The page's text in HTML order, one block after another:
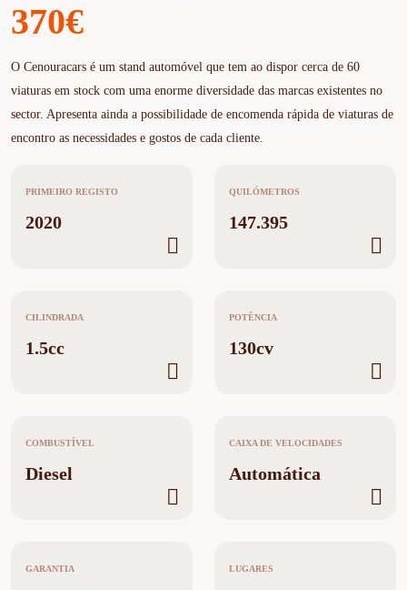
370€
O Cenouracars é um stand automóvel que tem ao dispor cerca de 60
viaturas em stock com uma enorme diversidade das marcas existentes no
sector. Apresenta ainda a possibilidade de encomenda rápida de viaturas de
encontro as necessidades e gostos de cada cliente.
PRIMEIRO REGISTO
2020
QUILÓMETROS
147.395
CILINDRADA
1.5cc
POTÊNCIA
130cv
COMBUSTÍVEL
Diesel
CAIXA DE VELOCIDADES
Automática
GARANTIA LUGARES